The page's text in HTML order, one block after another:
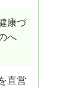
康づ
へ
直営